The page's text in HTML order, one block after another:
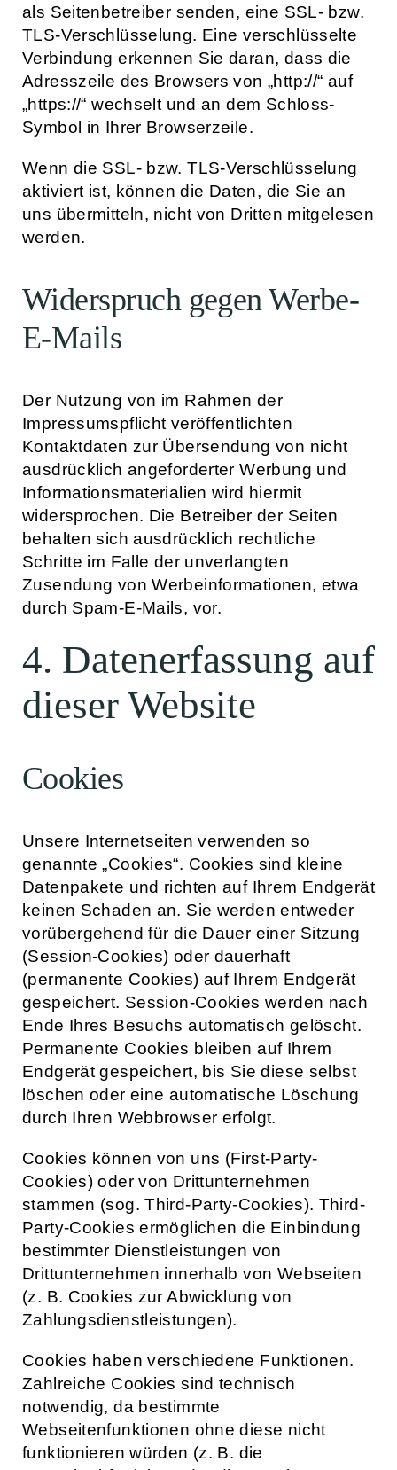
als Seitenbetreiber senden, eine SSL- bzw.
TLS-Verschlüsselung. Eine verschlüsselte
Verbindung erkennen Sie daran, dass die
Adresszeile des Browsers von „http://“ auf
„https://“ wechselt und an dem Schloss-
Symbol in Ihrer Browserzeile.
Wenn die SSL- bzw. TLS-Verschlüsselung
aktiviert ist, können die Daten, die Sie an
uns übermitteln, nicht von Dritten mitgelesen
werden.
Widerspruch gegen Werbe-
E-Mails
Der Nutzung von im Rahmen der
Impressumspflicht veröffentlichten
Kontaktdaten zur Übersendung von nicht
ausdrücklich angeforderter Werbung und
Informationsmaterialien wird hiermit
widersprochen. Die Betreiber der Seiten
behalten sich ausdrücklich rechtliche
Schritte im Falle der unverlangten
Zusendung von Werbeinformationen, etwa
durch Spam-E-Mails, vor.
4. Datenerfassung auf
dieser Website
Cookies
Unsere Internetseiten verwenden so
genannte „Cookies“. Cookies sind kleine
Datenpakete und richten auf Ihrem Endgerät
keinen Schaden an. Sie werden entweder
vorübergehend für die Dauer einer Sitzung
(Session-Cookies) oder dauerhaft
(permanente Cookies) auf Ihrem Endgerät
gespeichert. Session-Cookies werden nach
Ende Ihres Besuchs automatisch gelöscht.
Permanente Cookies bleiben auf Ihrem
Endgerät gespeichert, bis Sie diese selbst
löschen oder eine automatische Löschung
durch Ihren Webbrowser erfolgt.
Cookies können von uns (First-Party-
Cookies) oder von Drittunternehmen
stammen (sog. Third-Party-Cookies). Third-
Party-Cookies ermöglichen die Einbindung
bestimmter Dienstleistungen von
Drittunternehmen innerhalb von Webseiten
(z. B. Cookies zur Abwicklung von
Zahlungsdienstleistungen).
Cookies haben verschiedene Funktionen.
Zahlreiche Cookies sind technisch
notwendig, da bestimmte
Webseitenfunktionen ohne diese nicht
funktionieren würden (z. B. die